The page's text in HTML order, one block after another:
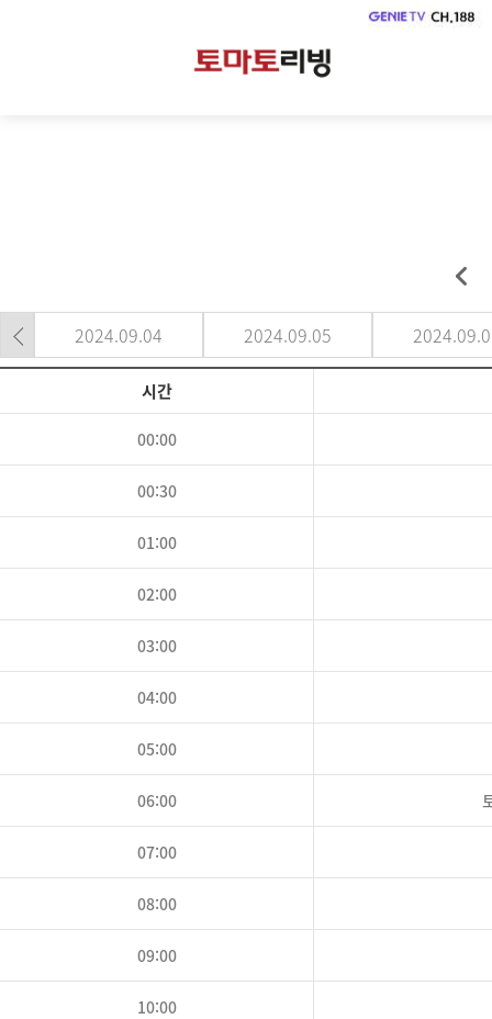
2024.09.04 2024.09.05
시간
00:00
00:30
01:00
02:00
03:00
04:00
05:00
06:00
07:00
08:00
09:00
10:00